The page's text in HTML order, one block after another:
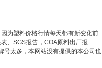
为塑料价格行情每天都有新变化前
、SGS报告，COA原料出厂报
号太多，本网站没有提供的本公司也